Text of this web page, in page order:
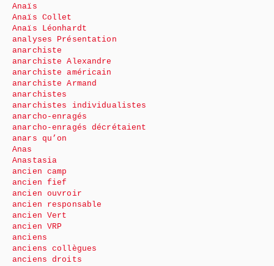
Anaïs
Anaïs Collet
Anaïs Léonhardt
analyses Présentation
anarchiste
anarchiste Alexandre
anarchiste américain
anarchiste Armand
anarchistes
anarchistes individualistes
anarcho-enragés
anarcho-enragés décrétaient
anars qu’on
Anas
Anastasia
ancien camp
ancien fief
ancien ouvroir
ancien responsable
ancien Vert
ancien VRP
anciens
anciens collègues
anciens droits